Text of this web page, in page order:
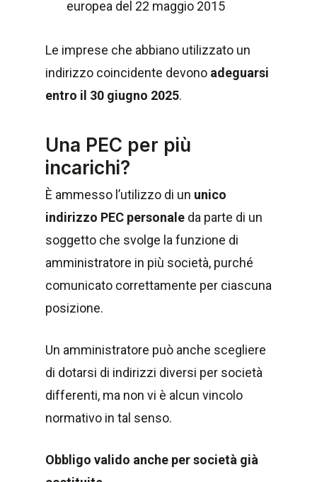
europea del 22 maggio 2015
Le imprese che abbiano utilizzato un
indirizzo coincidente devono adeguarsi
entro il 30 giugno 2025.
Una PEC per più
incarichi?
È ammesso l’utilizzo di un unico
indirizzo PEC personale da parte di un
soggetto che svolge la funzione di
amministratore in più società, purché
comunicato correttamente per ciascuna
posizione.
Un amministratore può anche scegliere
di dotarsi di indirizzi diversi per società
differenti, ma non vi è alcun vincolo
normativo in tal senso.
Obbligo valido anche per società già